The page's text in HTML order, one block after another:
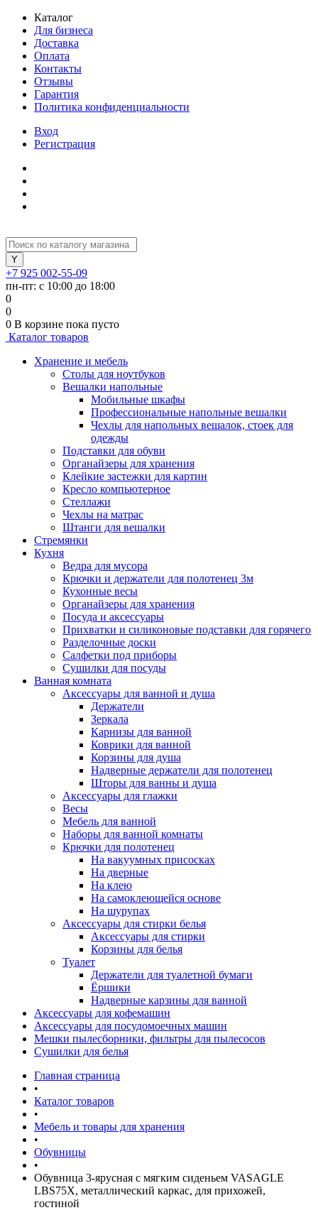
Каталог
Для бизнеса
Доставка
Оплата
Контакты
Отзывы
Гарантия
Политика конфиденциальности
Вход
Регистрация
+7 925 002-55-09
пн-пт: с 10:00 до 18:00
0
0
0 В корзине пока пусто
Каталог товаров
Хранение и мебель
Столы для ноутбуков
Вешалки напольные
Мобильные шкафы
Профессиональные напольные вешалки
Чехлы для напольных вешалок, стоек для
одежды
Подставки для обуви
Органайзеры для хранения
Клейкие застежки для картин
Кресло компьютерное
Стеллажи
Чехлы на матрас
Штанги для вешалки
Стремянки
Кухня
Ведра для мусора
Крючки и держатели для полотенец 3м
Кухонные весы
Органайзеры для хранения
Посуда и аксессуары
Прихватки и силиконовые подставки для горячего
Разделочные доски
Салфетки под приборы
Сушилки для посуды
Ванная комната
Аксессуары для ванной и душа
Держатели
Зеркала
Карнизы для ванной
Коврики для ванной
Корзины для душа
Надверные держатели для полотенец
Шторы для ванны и душа
Аксессуары для глажки
Весы
Мебель для ванной
Наборы для ванной комнаты
Крючки для полотенец
На вакуумных присосках
На дверные
На клею
На самоклеющейся основе
На шурупах
Аксессуары для стирки белья
Аксессуары для стирки
Корзины для белья
Туалет
Держатели для туалетной бумаги
Ёршики
Надверные карзины для ванной
Аксессуары для кофемашин
Аксессуары для посудомоечных машин
Мешки пылесборники, фильтры для пылесосов
Сушилки для белья
Главная страница
•
Каталог товаров
•
Мебель и товары для хранения
•
Обувницы
•
Обувница 3-ярусная с мягким сиденьем VASAGLE
LBS75X, металлический каркас, для прихожей,
гостиной